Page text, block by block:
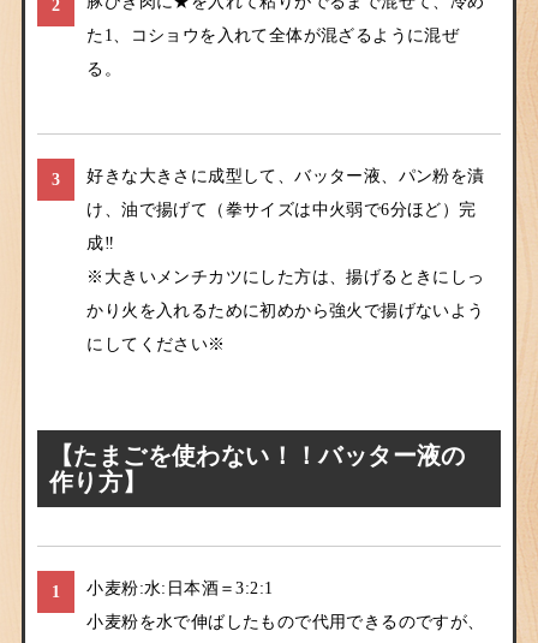
2
た1、コショウを入れて全体が混ざるように混ぜ
る。
3
好きな大きさに成型して、バッター液、パン粉を漬
け、油で揚げて（拳サイズは中火弱で6分ほど）完
成‼︎
※大きいメンチカツにした方は、揚げるときにしっ
かり火を入れるために初めから強火で揚げないよう
にしてください※
【たまごを使わない！！バッター液の
作り方】
1
小麦粉:水:日本酒＝3:2:1
小麦粉を水で伸ばしたもので代用できるのですが、